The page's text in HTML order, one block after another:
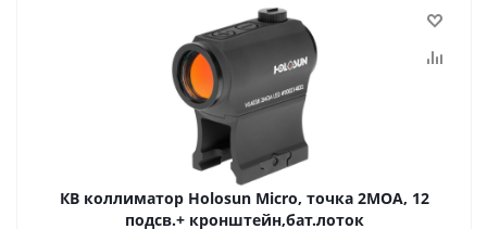
КВ коллиматор Holosun Micro, точка 2MOA, 12
подсв.+ кронштейн,бат.лоток